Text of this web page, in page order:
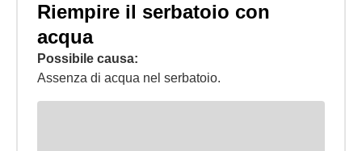
Riempire il serbatoio con
acqua
Possibile causa:
Assenza di acqua nel serbatoio.